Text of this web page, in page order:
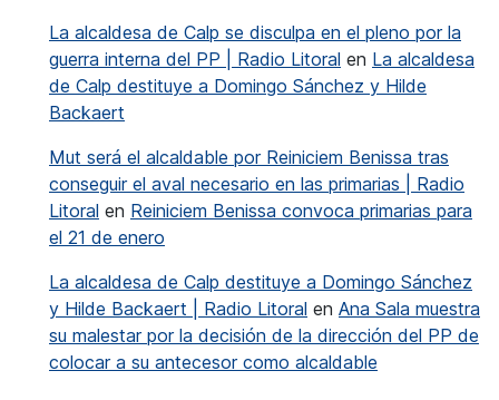
La alcaldesa de Calp se disculpa en el pleno por la
guerra interna del PP | Radio Litoral en La alcaldesa
de Calp destituye a Domingo Sánchez y Hilde
Backaert
Mut será el alcaldable por Reiniciem Benissa tras
conseguir el aval necesario en las primarias | Radio
Litoral en Reiniciem Benissa convoca primarias para
el 21 de enero
La alcaldesa de Calp destituye a Domingo Sánchez
y Hilde Backaert | Radio Litoral en Ana Sala muestra
su malestar por la decisión de la dirección del PP de
colocar a su antecesor como alcaldable